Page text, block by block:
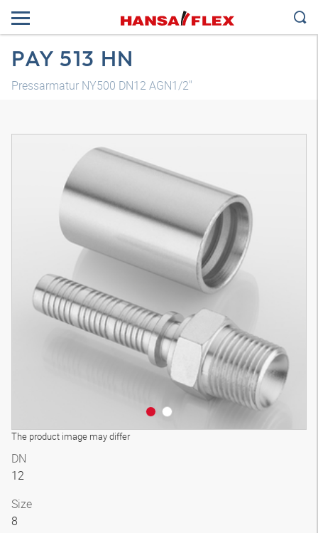
PAY 513 HN
Pressarmatur NY500 DN12 AGN1/2"
The product image may differ
DN
12
Size
8